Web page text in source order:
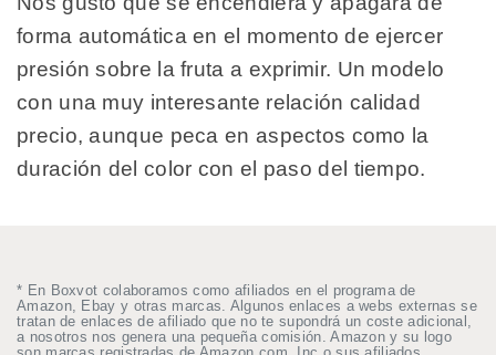
forma automática en el momento de ejercer
presión sobre la fruta a exprimir. Un modelo
con una muy interesante relación calidad
precio, aunque peca en aspectos como la
duración del color con el paso del tiempo.
* En Boxvot colaboramos como afiliados en el programa de
Amazon, Ebay y otras marcas. Algunos enlaces a webs externas se
tratan de enlaces de afiliado que no te supondrá un coste adicional,
a nosotros nos genera una pequeña comisión. Amazon y su logo